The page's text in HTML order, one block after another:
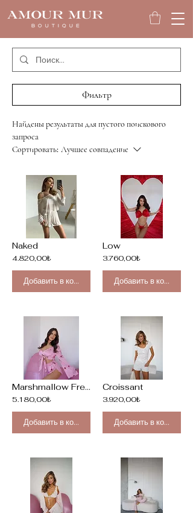
Фильтр
Найдены результаты для пустого поискового
запроса
Сортировать: Лучшее совпадение
Naked
4.820,00₺
Добавить в корзину
Low
3.760,00₺
Добавить в корзину
Marshmallow French Kiss Pink
5.180,00₺
Добавить в корзину
Croissant
3.920,00₺
Добавить в корзину